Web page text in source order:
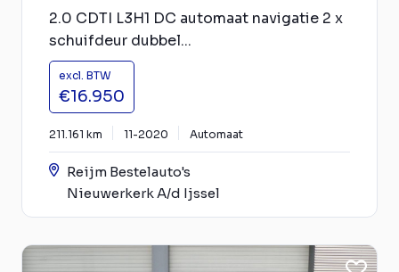
2.0 CDTI L3H1 DC automaat navigatie 2 x
schuifdeur dubbel...
excl. BTW
€16.950
211.161 km 11-2020 Automaat
Reijm Bestelauto's
Nieuwerkerk A/d Ijssel